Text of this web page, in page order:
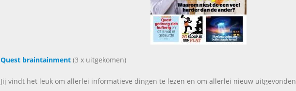
Quest braintainment(3 x uitgekomen)
Jij vindt het leuk om allerlei informatieve dingen te lezen en om allerlei nieuw